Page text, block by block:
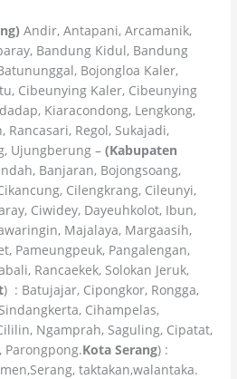
Andir, Antapani, Arcamanik,
Bandung Kidul, Bandung
Bojongloa Kaler,
Cibeunying Kaler, Cibeunying
Kiaracondong, Lengkong,
Regol, Sukajadi,
Ujungberung –(Kabupaten
Banjaran, Bojongsoang,
Cilengkrang, Cileunyi,
Ciwidey, Dayeuhkolot, Ibun,
Majalaya, Margaasih,
Pameungpeuk, Pangalengan,
Rancaekek, Solokan Jeruk,
) : Batujajar, Cipongkor, Rongga,
Cihampelas,
Ngamprah, Saguling, Cipatat,
Parongpong.Kota Serang) :
taktakan,walantaka.